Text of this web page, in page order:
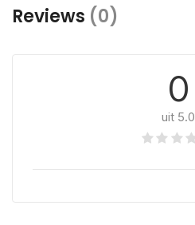
Reviews (0)
0
uit 5.0